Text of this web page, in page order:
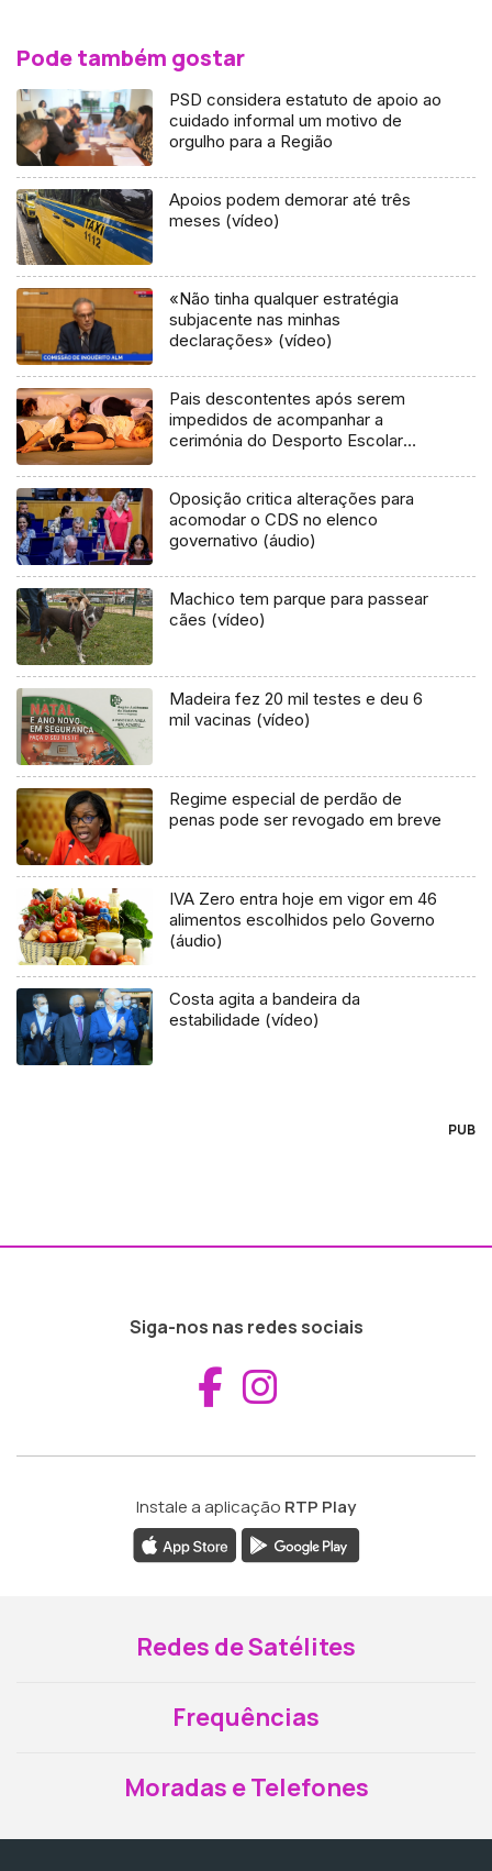
Pode também gostar
PSD considera estatuto de apoio ao
cuidado informal um motivo de
orgulho para a Região
Apoios podem demorar até três
meses (vídeo)
«Não tinha qualquer estratégia
subjacente nas minhas
declarações» (vídeo)
Pais descontentes após serem
impedidos de acompanhar a
cerimónia do Desporto Escolar
Oposição critica alterações para
acomodar o CDS no elenco
governativo (áudio)
Machico tem parque para passear
cães (vídeo)
Madeira fez 20 mil testes e deu 6
mil vacinas (vídeo)
Regime especial de perdão de
penas pode ser revogado em breve
IVA Zero entra hoje em vigor em 46
alimentos escolhidos pelo Governo
(áudio)
Costa agita a bandeira da
estabilidade (vídeo)
PUB
Siga-nos nas redes sociais
Aceder ao
Instale a aplicação RTP Play
Redes de Satélites
Frequências
Moradas e Telefones